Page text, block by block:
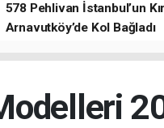
578 Pehlivan İstanbul’un
Arnavutköy’de Kol Bağladı